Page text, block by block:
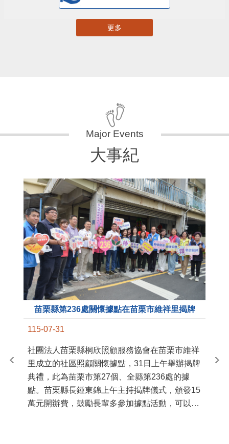
更多
大事紀
苗栗縣第236處關懷據點在苗栗市維祥里揭牌
115-07-31
社團法人苗栗縣桐欣照顧服務協會在苗栗市維祥
里成立的社區照顧關懷據點，31日上午舉辦揭牌
典禮，此為苗栗市第27個、全縣第236處的據
點。苗栗縣長鍾東錦上午主持揭牌儀式，頒發15
萬元開辦費，鼓勵長輩多參加據點活動，可以更
苗